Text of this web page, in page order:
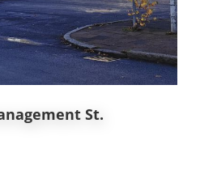
St.